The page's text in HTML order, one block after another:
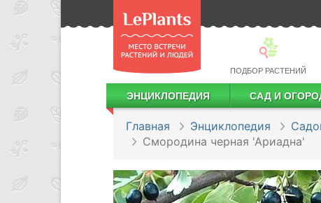
ПОДБОР РАСТЕНИЙ
ЭНЦИКЛОПЕДИЯ САД И
Главная Энциклопедия
Смородина черная 'Ариадна'